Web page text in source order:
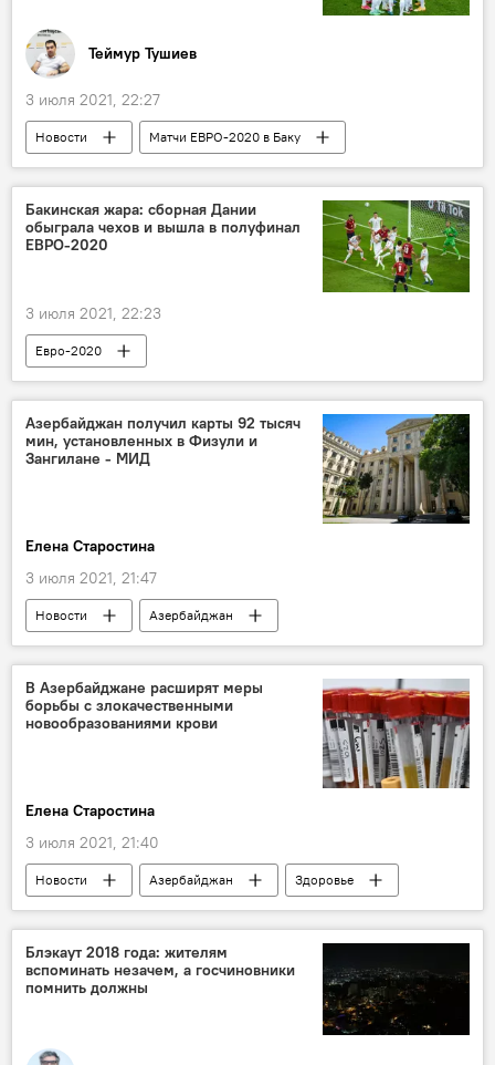
Теймур Тушиев
3 июля 2021, 22:27
Новости
Матчи ЕВРО-2020 в Баку
Новости мира
Азербайджан
Спорт
ЖИЗНЬ
Евро-2020
Евро-2020
Баку
Чехия
Бакинская жара: сборная Дании
обыграла чехов и вышла в полуфинал
ЕВРО-2020
3 июля 2021, 22:23
Евро-2020
Азербайджан получил карты 92 тысяч
мин, установленных в Физули и
Зангилане - МИД
Елена Старостина
3 июля 2021, 21:47
Новости
Азербайджан
Новости мира
Политика
Карабах
Министерство иностранных дел АР
мины
карты
Физулинский район
В Азербайджане расширят меры
борьбы с злокачественными
новообразованиями крови
Елена Старостина
3 июля 2021, 21:40
Новости Азербайджан
Здоровье
ЖИЗНЬ
Кровь
Заболевания
борьба
Меры
Блэкаут 2018 года: жителям
вспоминать незачем, а госчиновники
помнить должны